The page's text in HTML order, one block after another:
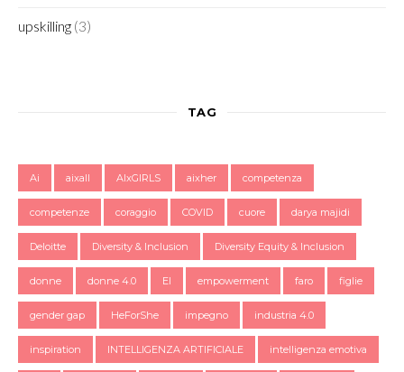
upskilling (3)
TAG
Ai aixall AIxGIRLS aixher competenza
competenze coraggio COVID cuore darya majidi
Deloitte Diversity & Inclusion Diversity Equity & Inclusion
donne donne 4.0 EI empowerment faro figlie
gender gap HeForShe impegno industria 4.0
inspiration INTELLIGENZA ARTIFICIALE intelligenza emotiva